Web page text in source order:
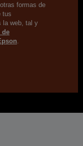
formas de
tus
la web, tal y
de